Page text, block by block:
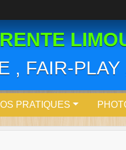
, FAIR-
PRATIQUES